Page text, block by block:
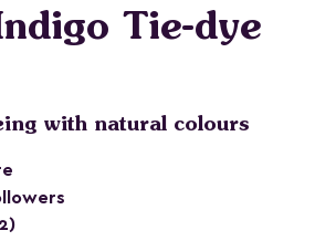
Tie-dye
with natural colours